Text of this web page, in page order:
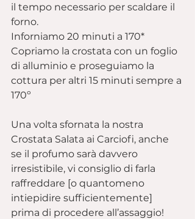
il tempo necessario per scaldare il
forno.
Inforniamo 20 minuti a 170*
Copriamo la crostata con un foglio
di alluminio e proseguiamo la
cottura per altri 15 minuti sempre a
170º
Una volta sfornata la nostra
Crostata Salata ai Carciofi, anche
se il profumo sarà davvero
irresistibile, vi consiglio di farla
raffreddare [o quantomeno
intiepidire sufficientemente]
prima di procedere all’assaggio!